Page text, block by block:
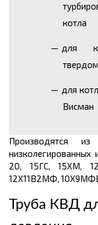
котла
для
для
Висман
Производятся из
низколегированных
20, 15ГС, 15ХМ,
12Х11В2МФ,
Труба КВД